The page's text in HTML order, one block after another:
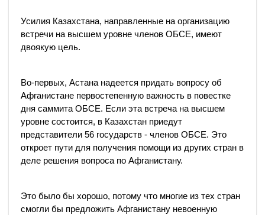
Усилия Казахстана, направленные на организацию
встречи на высшем уровне членов ОБСЕ, имеют
двоякую цель.
Во-первых, Астана надеется придать вопросу об
Афганистане первостепенную важность в повестке
дня саммита ОБСЕ. Если эта встреча на высшем
уровне состоится, в Казахстан приедут
представители 56 государств - членов ОБСЕ. Это
откроет пути для получения помощи из других стран в
деле решения вопроса по Афганистану.
Это было бы хорошо, потому что многие из тех стран
смогли бы предложить Афганистану невоенную